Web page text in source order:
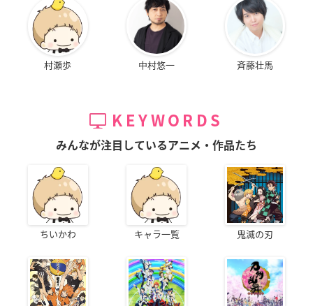
村瀬歩 中村悠一 斉藤壮馬
KEYWORDS
みんなが注目しているアニメ・作品たち
ちいかわ キャラ一覧 鬼滅の刃